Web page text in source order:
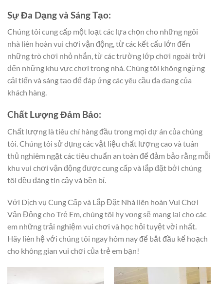
Sự Đa Dạng và Sáng Tạo:
Chúng tôi cung cấp một loạt các lựa chọn cho những ngôi
nhà liên hoàn vui chơi vận động, từ các kết cấu lớn đến
những trò chơi nhỏ nhắn, từ các trường lớp chơi ngoài trời
đến những khu vực chơi trong nhà. Chúng tôi không ngừng
cải tiến và sáng tạo để đáp ứng các yêu cầu đa dạng của
khách hàng.
Chất Lượng Đảm Bảo:
Chất lượng là tiêu chí hàng đầu trong mọi dự án của chúng
tôi. Chúng tôi sử dụng các vật liệu chất lượng cao và tuân
thủ nghiêm ngặt các tiêu chuẩn an toàn để đảm bảo rằng mỗi
khu vui chơi vận động được cung cấp và lắp đặt bởi chúng
tôi đều đáng tin cậy và bền bỉ.
Với Dịch vụ Cung Cấp và Lắp Đặt Nhà liên hoàn Vui Chơi
Vận Động cho Trẻ Em, chúng tôi hy vọng sẽ mang lại cho các
em những trải nghiệm vui chơi và học hỏi tuyệt vời nhất.
Hãy liên hệ với chúng tôi ngay hôm nay để bắt đầu kế hoạch
cho không gian vui chơi của trẻ em bạn!